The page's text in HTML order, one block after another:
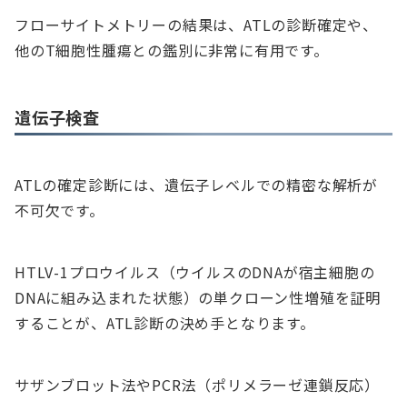
フローサイトメトリーの結果は、ATLの診断確定や、
他のT細胞性腫瘍との鑑別に非常に有用です。
遺伝子検査
ATLの確定診断には、遺伝子レベルでの精密な解析が
不可欠です。
HTLV-1プロウイルス（ウイルスのDNAが宿主細胞の
DNAに組み込まれた状態）の単クローン性増殖を証明
することが、ATL診断の決め手となります。
サザンブロット法やPCR法（ポリメラーゼ連鎖反応）